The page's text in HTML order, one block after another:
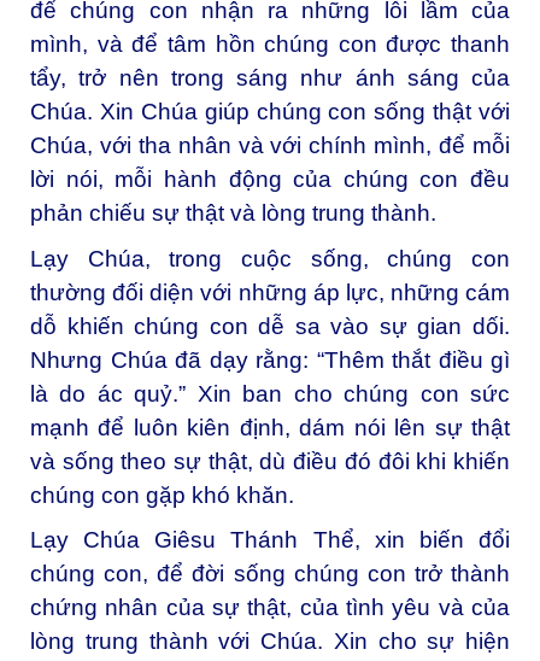
để chúng con nhận ra những lỗi lầm của
mình, và để tâm hồn chúng con được thanh
tẩy, trở nên trong sáng như ánh sáng của
Chúa. Xin Chúa giúp chúng con sống thật với
Chúa, với tha nhân và với chính mình, để mỗi
lời nói, mỗi hành động của chúng con đều
phản chiếu sự thật và lòng trung thành.
Lạy Chúa, trong cuộc sống, chúng con
thường đối diện với những áp lực, những cám
dỗ khiến chúng con dễ sa vào sự gian dối.
Nhưng Chúa đã dạy rằng: “Thêm thắt điều gì
là do ác quỷ.” Xin ban cho chúng con sức
mạnh để luôn kiên định, dám nói lên sự thật
và sống theo sự thật, dù điều đó đôi khi khiến
chúng con gặp khó khăn.
Lạy Chúa Giêsu Thánh Thể, xin biến đổi
chúng con, để đời sống chúng con trở thành
chứng nhân của sự thật, của tình yêu và của
lòng trung thành với Chúa. Xin cho sự hiện